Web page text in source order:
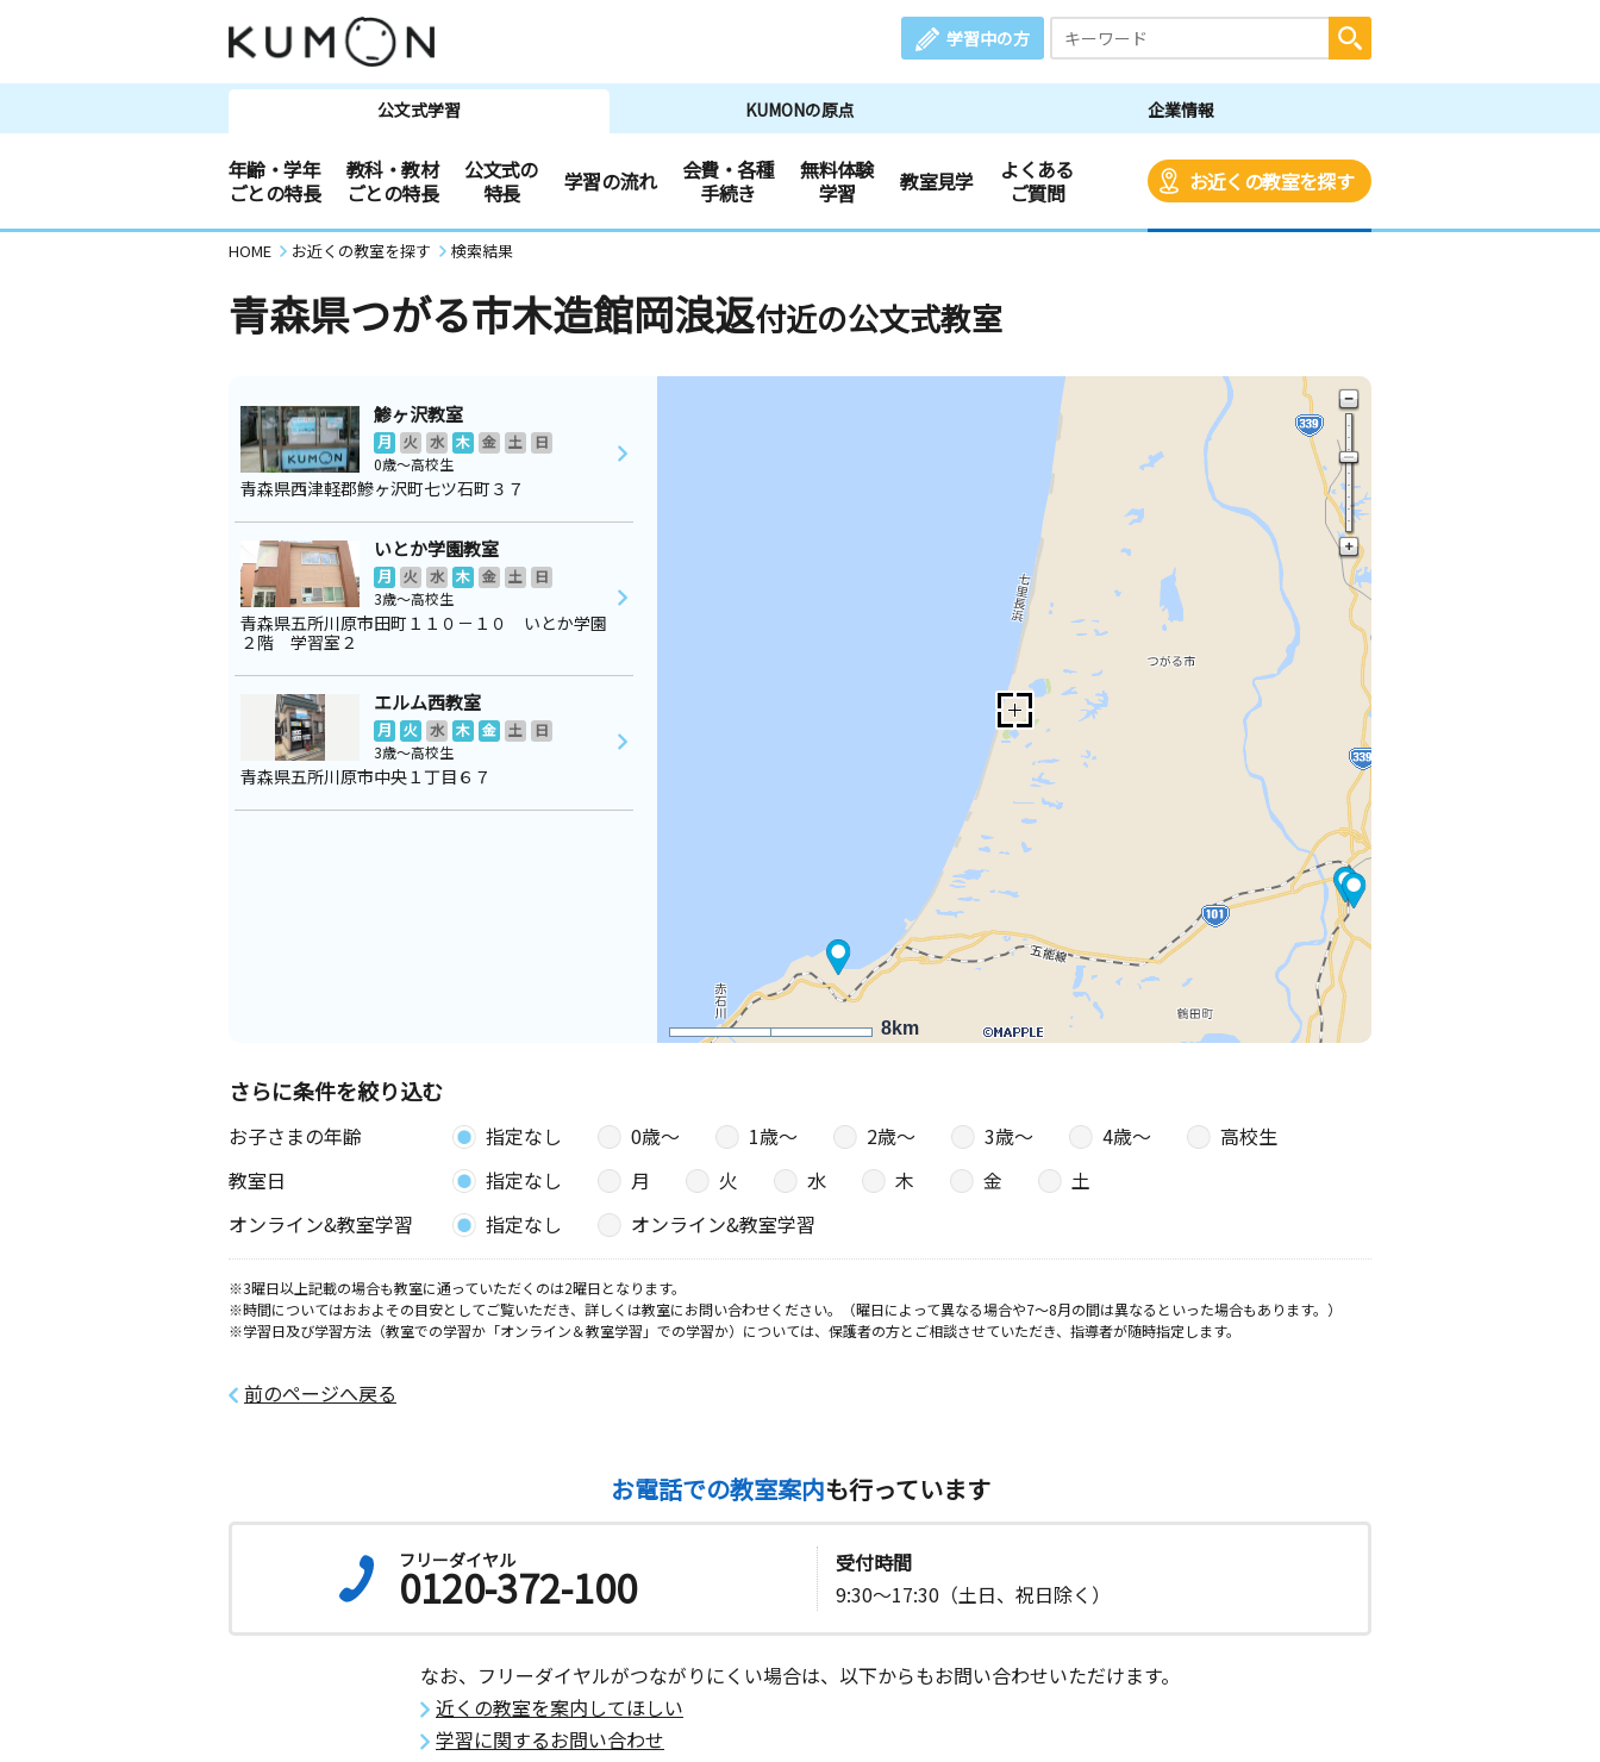
学習中の方
公文式学習 KUMONの原点 企業情報
年齢・学年
ごとの特長
教科・教材
ごとの特長
公文式の
特長
学習の流れ
会費・各種
手続き
無料体験
学習
教室見学
よくある
ご質問
お近くの教室を探す
HOME お近くの教室を探す 検索結果
青森県つがる市木造館岡浪返付近の公文式教室
8km
鯵ヶ沢教室
月 火 水 木 金 土
日
0歳～高校生
青森県西津軽郡鰺ヶ沢町七ツ石町３７
いとか学園教室
月 火 水 木 金 土
日
3歳～高校生
青森県五所川原市田町１１０－１０ いとか学園
２階 学習室２
エルム西教室
月 火 水 木 金 土
日
3歳～高校生
青森県五所川原市中央１丁目６７
さらに条件を絞り込む
お子さまの年齢 指定なし 0歳〜 1歳〜 2歳〜 3歳〜 4歳〜
高校生
教室日
指定なし 月 火 水 木 金
土
オンライン&教室学習
指定なし オンライン&教室学習
※3曜日以上記載の場合も教室に通っていただくのは2曜日となります。
※時間についてはおおよその目安としてご覧いただき、詳しくは教室にお問い合わせください。（曜日によって異なる場合や7～8月の間は異なるといった場合もあります。）
※学習日及び学習方法（教室での学習か「オンライン＆教室学習」での学習か）については、保護者の方とご相談させていただき、指導者が随時指定します。
前のページへ戻る
お電話での教室案内も行っています
フリーダイヤル
0120-372-100
受付時間
9:30～17:30（土日、祝日除く）
なお、フリーダイヤルがつながりにくい場合は、以下からもお問い合わせいただけます。
近くの教室を案内してほしい
学習に関するお問い合わせ